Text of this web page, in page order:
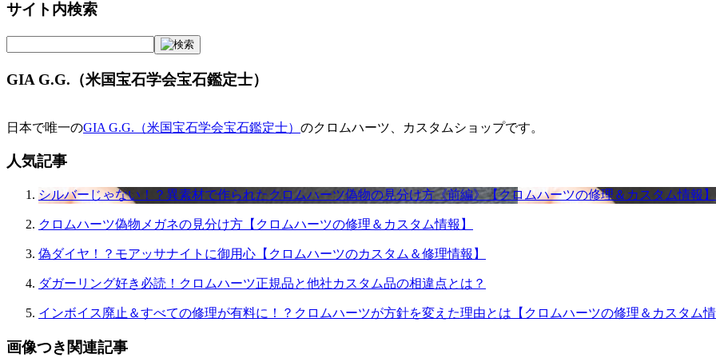
ナ
ビ
ー
シ
ン
サイト内検索
GIA G.G.（米国宝石学会宝石鑑定士）
日本で唯一のGIA G.G.（米国宝石学会宝石鑑定士） のクロムハーツ、カスタムショップです。
人気記事
シルバーじゃない！？異素材で作られたクロムハーツ偽物の見分け方《前編》【クロムハーツの修理＆カスタム情報】
クロムハーツ偽物メガネの見分け方【クロムハーツの修理＆カスタム情報】
偽ダイヤ！？モアッサナイトに御用心【クロムハーツのカスタム＆修理情報】
ダガーリング好き必読！クロムハーツ正規品と他社カスタム品の相違点とは？
インボイス廃止＆すべての修理が有料に！？クロムハーツが方針を変えた理由とは【クロムハーツの修理＆カスタム
画像つき関連記事